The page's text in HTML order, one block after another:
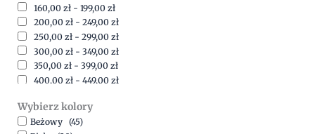
160,00 zł - 199,00 zł
200,00 zł - 249,00 zł
250,00 zł - 299,00 zł
300,00 zł - 349,00 zł
350,00 zł - 399,00 zł
400,00 zł - 449,00 zł
500,00zł-1500,00
Wybierz kolory
Beżowy (45)